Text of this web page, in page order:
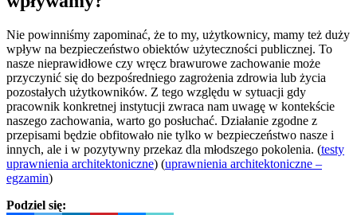
Nie powinniśmy zapominać, że to my, użytkownicy, mamy też duży
wpływ na bezpieczeństwo obiektów użyteczności publicznej. To
nasze nieprawidłowe czy wręcz brawurowe zachowanie może
przyczynić się do bezpośredniego zagrożenia zdrowia lub życia
pozostałych użytkowników. Z tego względu w sytuacji gdy
pracownik konkretnej instytucji zwraca nam uwagę w kontekście
naszego zachowania, warto go posłuchać. Działanie zgodne z
przepisami będzie obfitowało nie tylko w bezpieczeństwo nasze i
innych, ale i w pozytywny przekaz dla młodszego pokolenia. (testy
uprawnienia architektoniczne) (uprawnienia architektoniczne –
egzamin)
Podziel się: